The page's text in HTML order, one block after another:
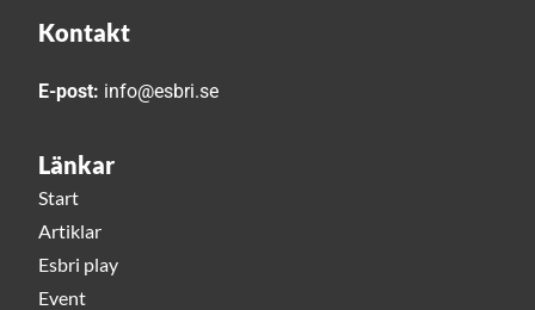
Kontakt
E-post: info@esbri.se
Länkar
Start
Artiklar
Esbri play
Event